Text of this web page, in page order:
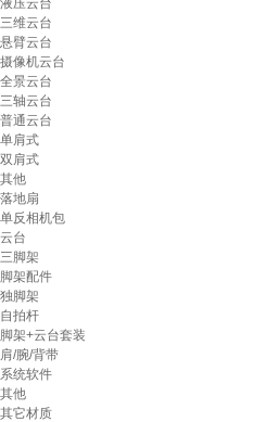
液压云台
三维云台
悬臂云台
摄像机云台
全景云台
三轴云台
普通云台
单肩式
双肩式
其他
落地扇
单反相机包
云台
三脚架
脚架配件
独脚架
自拍杆
脚架+云台套装
肩/腕/背带
系统软件
其他
其它材质